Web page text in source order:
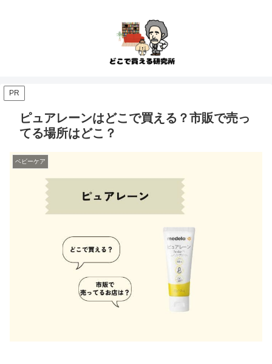
PR
ピュアレーンはどこで買える？市販で売っ
てる場所はどこ？
ベビーケア